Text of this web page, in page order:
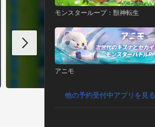
モンスターループ：獣神転生
アニモ
他の予約受付中アプリを見る